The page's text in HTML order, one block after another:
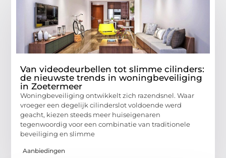
Van videodeurbellen tot slimme cilinders:
de nieuwste trends in woningbeveiliging
in Zoetermeer
Woningbeveiliging ontwikkelt zich razendsnel. Waar
vroeger een degelijk cilinderslot voldoende werd
geacht, kiezen steeds meer huiseigenaren
tegenwoordig voor een combinatie van traditionele
beveiliging en slimme
Aanbiedingen